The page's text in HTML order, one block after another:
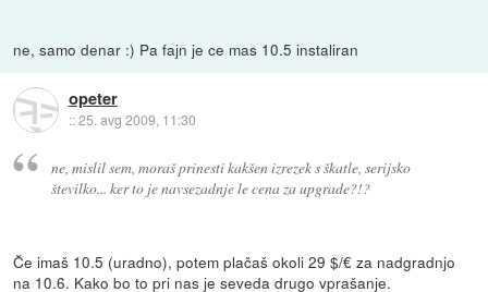
ne, samo denar :) Pa fajn je ce mas 10.5 instaliran
opeter
::25. avg 2009, 11:30
ne, mislil sem, moraš prinesti kakšen izrezek s škatle, serijsko
številko... ker to je navsezadnje le cena za upgrade?!?
Če imaš 10.5 (uradno), potem plačaš okoli 29 $/€ za nadgradnjo
na 10.6. Kako bo to pri nas je seveda drugo vprašanje.